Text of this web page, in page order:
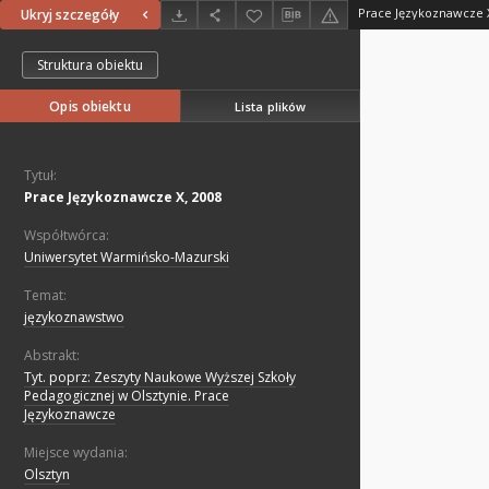
Ukryj szczegóły Prace Językoznawcze
Struktura obiektu
Opis obiektu Lista plików
Tytuł:
Prace Językoznawcze X, 2008
Współtwórca:
Uniwersytet Warmińsko-Mazurski
Temat:
językoznawstwo
Abstrakt:
Tyt. poprz: Zeszyty Naukowe Wyższej Szkoły
Pedagogicznej w Olsztynie. Prace
Językoznawcze
Miejsce wydania:
Olsztyn